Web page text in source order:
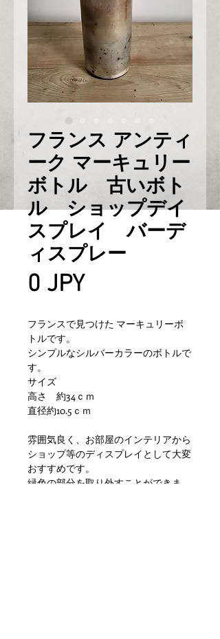
フランス アンティ
ーク マーキュリー
ボトル 古いボト
ル ショップデイ
スプレイ バーデ
ィスプレー
0 JPYPrix
フランスで見つけた マーキュリーボ
トルです。
シンプルなシルバーカラーのボトルで
す。
サイズ
高さ 約34ｃｍ
直径約10.5ｃｍ
雰囲気良く、お部屋のインテリアから
ショップ等のディスプレイとして大変
おすすめです。
緑色の部分を取り外すことができま